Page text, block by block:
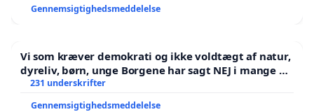
Gennemsigtighedsmeddelelse
Vi som kræver demokrati og ikke voldtægt af natur,
dyreliv, børn, unge Borgene har sagt NEJ i mange år.
Der er
231 underskrifter
Gennemsigtighedsmeddelelse